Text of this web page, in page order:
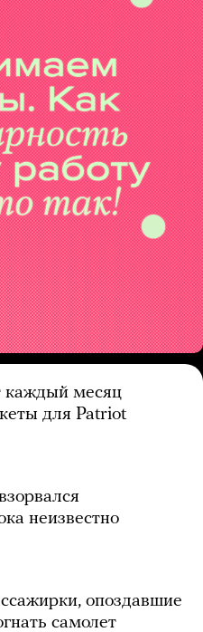
каждый месяц
для Patriot
неизвестно
опоздавшие
самолет